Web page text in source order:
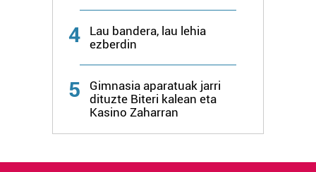
4
Lau bandera, lau lehia
ezberdin
5
Gimnasia aparatuak jarri
dituzte Biteri kalean eta
Kasino Zaharran